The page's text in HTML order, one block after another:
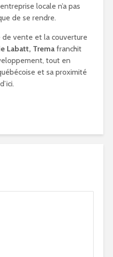
locale n’a pas
de se rendre.
de vente et la couverture
Labatt, Trema franchit
tout en
et sa proximité